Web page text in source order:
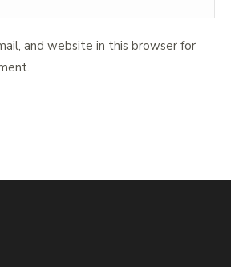
and website in this browser for